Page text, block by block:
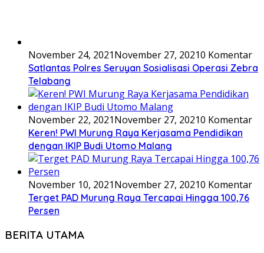
November 22, 2021
Keren! PWI Murung Raya Kerjasama Pendidikan
dengan IKIP Budi Utomo Malang
November 10, 2021November 27, 2021
Terget PAD Murung Raya Tercapai Hingga 100,76
Persen
BERITA UTAMA
Agustus 3, 2026